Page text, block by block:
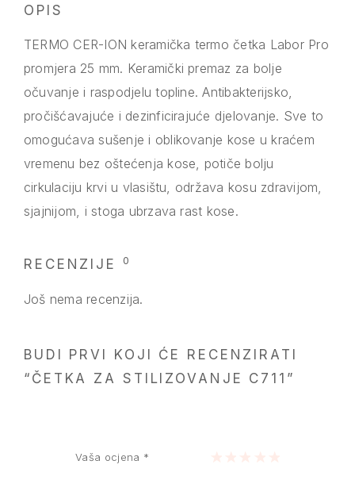
OPIS
TERMO CER-ION keramička termo četka Labor Pro
promjera 25 mm. Keramički premaz za bolje
očuvanje i raspodjelu topline. Antibakterijsko,
pročišćavajuće i dezinficirajuće djelovanje. Sve to
omogućava sušenje i oblikovanje kose u kraćem
vremenu bez oštećenja kose, potiče bolju
cirkulaciju krvi u vlasištu, održava kosu zdravijom,
sjajnijom, i stoga ubrzava rast kose.
RECENZIJE 0
Još nema recenzija.
BUDI PRVI KOJI ĆE RECENZIRATI
“ČETKA ZA STILIZOVANJE C711”
Vaša ocjena *